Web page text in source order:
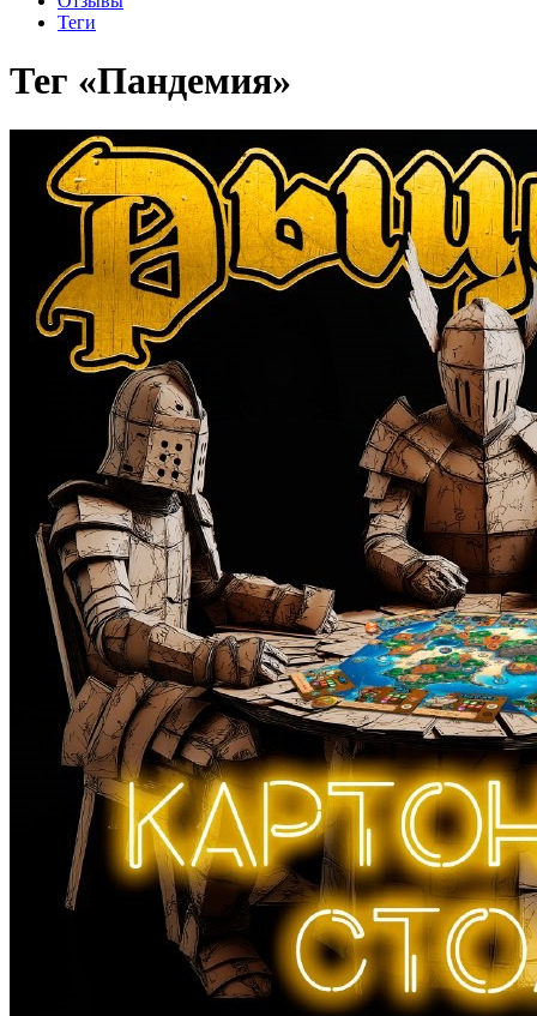
Теги
Тег «Пандемия»